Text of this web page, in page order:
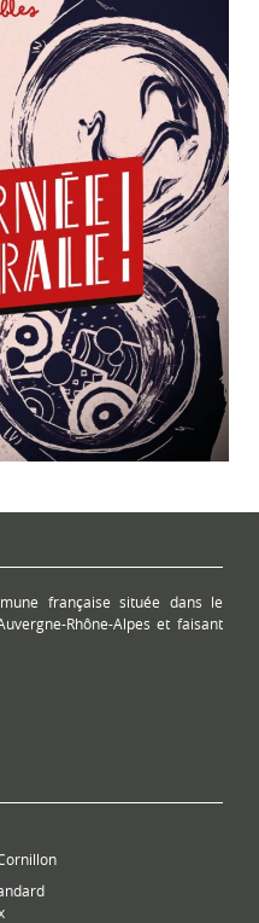
française située dans le
Rhône-Alpes et faisant